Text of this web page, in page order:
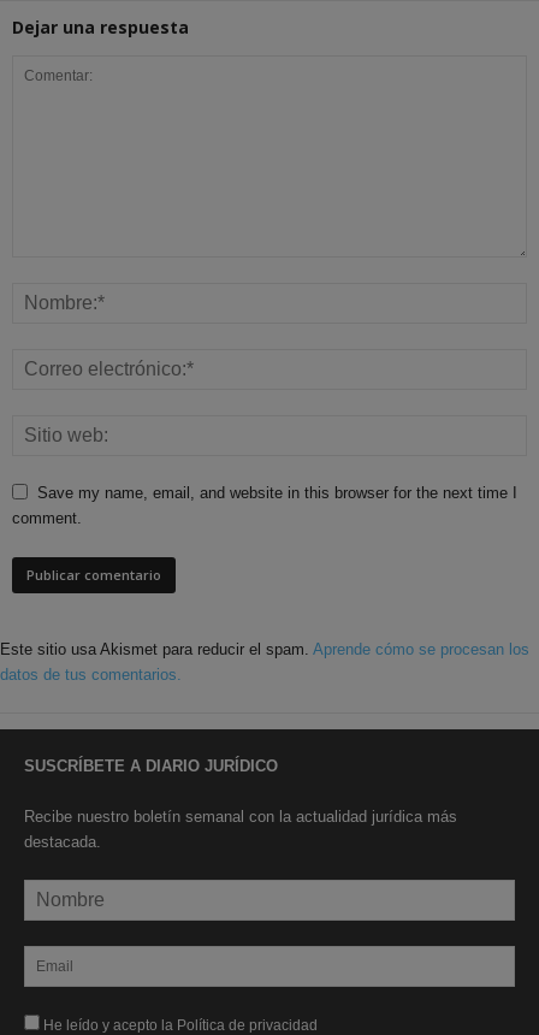
Dejar una respuesta
Save my name, email, and website in this browser for the next time I
comment.
Este sitio usa Akismet para reducir el spam. Aprende cómo se procesan los
datos de tus comentarios.
SUSCRÍBETE A DIARIO JURÍDICO
Recibe nuestro boletín semanal con la actualidad jurídica más
destacada.
He leído y acepto la Política de privacidad